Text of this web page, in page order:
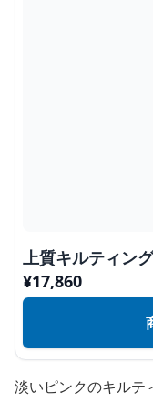
上質キルティン
¥17,860
淡いピンクのキルテ